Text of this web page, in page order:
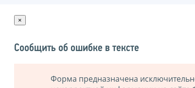
×
Сообщить об ошибке в тексте
Форма предназначена